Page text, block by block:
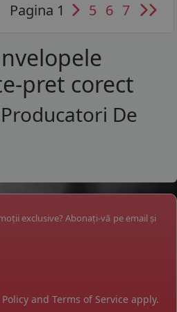
Pagina 1 5 6 7
pret corect
De
exclusive? Abonați-vă pe email și
and Terms of Service apply.